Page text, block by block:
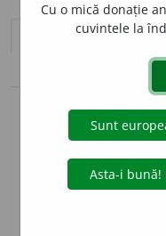
sinteza definițiilor (1)
info
Aceste
echipa
Puteți
Cu o mică donație
cuvintele la